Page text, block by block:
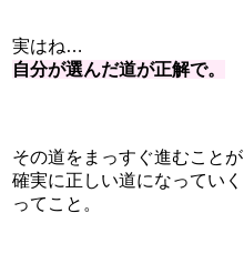
実はね…
自分が選んだ道が正解で。
その道をまっすぐ進むことが
確実に正しい道になっていく
ってこと。